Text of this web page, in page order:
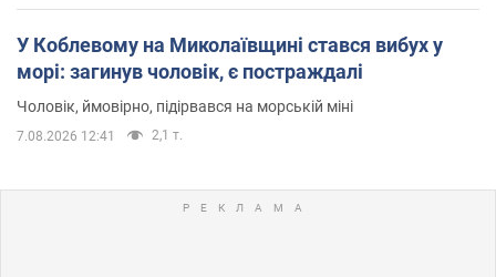
У Коблевому на Миколаївщині стався вибух у
морі: загинув чоловік, є постраждалі
Чоловік, ймовірно, підірвався на морській міні
7.08.2026 12:41 2,1 т.